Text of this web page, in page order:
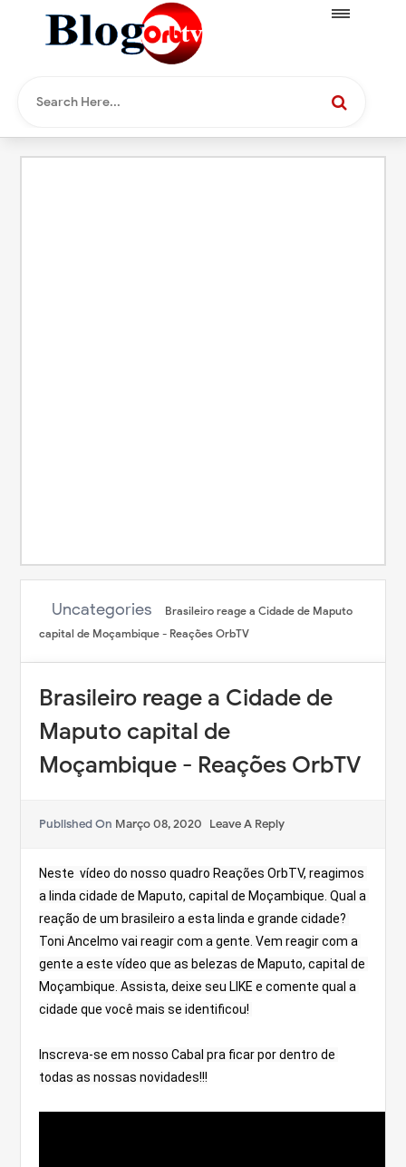
Uncategories
Brasileiro reage a Cidade de Maputo
capital de Moçambique - Reações OrbTV
Brasileiro reage a Cidade de
Maputo capital de
Moçambique - Reações OrbTV
Published On Março 08, 2020 Leave A Reply
Neste  vídeo do nosso quadro Reações OrbTV, reagimos
a linda cidade de Maputo, capital de Moçambique. Qual a
reação de um brasileiro a esta linda e grande cidade?
Toni Ancelmo vai reagir com a gente. Vem reagir com a
gente a este vídeo que as belezas de Maputo, capital de
Moçambique. Assista, deixe seu LIKE e comente qual a
cidade que você mais se identificou!
Inscreva-se em nosso Cabal pra ficar por dentro de
todas as nossas novidades!!!